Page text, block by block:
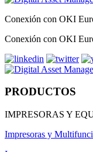
Conexión con OKI
Conexión con OKI
PRODUCTOS
IMPRESORAS Y
Impresoras y